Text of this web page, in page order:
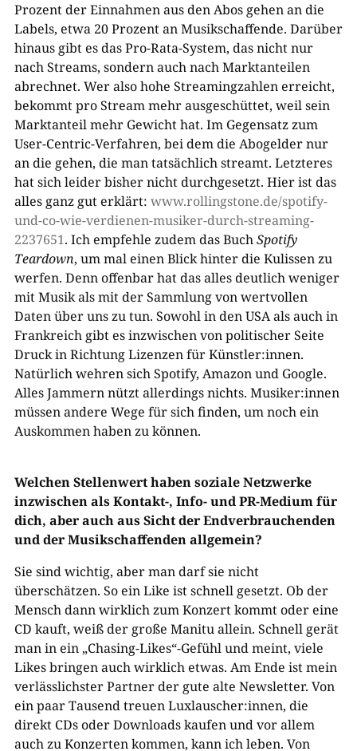
Prozent der Einnahmen aus den Abos gehen an die
Labels, etwa 20 Prozent an Musikschaffende. Darüber
hinaus gibt es das Pro-Rata-System, das nicht nur
nach Streams, sondern auch nach Marktanteilen
abrechnet. Wer also hohe Streamingzahlen erreicht,
bekommt pro Stream mehr ausgeschüttet, weil sein
Marktanteil mehr Gewicht hat. Im Gegensatz zum
User-Centric-Verfahren, bei dem die Abogelder nur
an die gehen, die man tatsächlich streamt. Letzteres
hat sich leider bisher nicht durchgesetzt. Hier ist das
alles ganz gut erklärt: www.rollingstone.de/spotify-
und-co-wie-verdienen-musiker-durch-streaming-
2237651. Ich empfehle zudem das BuchSpotify
Teardown, um mal einen Blick hinter die Kulissen zu
werfen. Denn offenbar hat das alles deutlich weniger
mit Musik als mit der Sammlung von wertvollen
Daten über uns zu tun. Sowohl in den USA als auch in
Frankreich gibt es inzwischen von politischer Seite
Druck in Richtung Lizenzen für Künstler:innen.
Natürlich wehren sich Spotify, Amazon und Google.
Alles Jammern nützt allerdings nichts. Musiker:innen
müssen andere Wege für sich finden, um noch ein
Auskommen haben zu können.
Welchen Stellenwert haben soziale Netzwerke
inzwischen als Kontakt-, Info- und PR-Medium für
dich, aber auch aus Sicht der Endverbrauchenden
und der Musikschaffenden allgemein?
Sie sind wichtig, aber man darf sie nicht
überschätzen. So ein Like ist schnell gesetzt. Ob der
Mensch dann wirklich zum Konzert kommt oder eine
CD kauft, weiß der große Manitu allein. Schnell gerät
man in ein „Chasing-Likes“-Gefühl und meint, viele
Likes bringen auch wirklich etwas. Am Ende ist mein
verlässlichster Partner der gute alte Newsletter. Von
ein paar Tausend treuen Luxlauscher:innen, die
direkt CDs oder Downloads kaufen und vor allem
auch zu Konzerten kommen, kann ich leben. Von